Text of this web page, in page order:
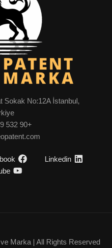
Sokak No:12A İstanbul,
+90 532 689 48 18
Linkedin
Marka | All Rights Reserved.